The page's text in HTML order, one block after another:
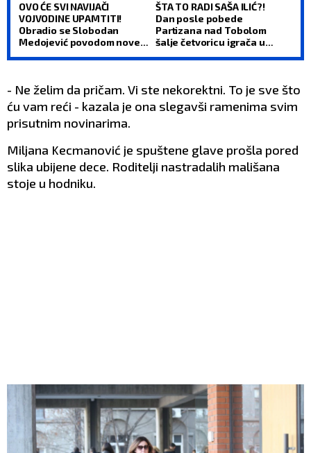
OVO ĆE SVI NAVIJAČI
VOJVODINE UPAMTITI!
Obradio se Slobodan
Medojević povodom nove
ŠTA TO RADI SAŠA ILIĆ?!
Dan posle pobede
Partizana nad Tobolom
šalje četvoricu igrača u
- Ne želim da pričam. Vi ste nekorektni. To je sve što
ću vam reći - kazala je ona slegavši ramenima svim
prisutnim novinarima.
Miljana Kecmanović je spuštene glave prošla pored
slika ubijene dece. Roditelji nastradalih mališana
stoje u hodniku.